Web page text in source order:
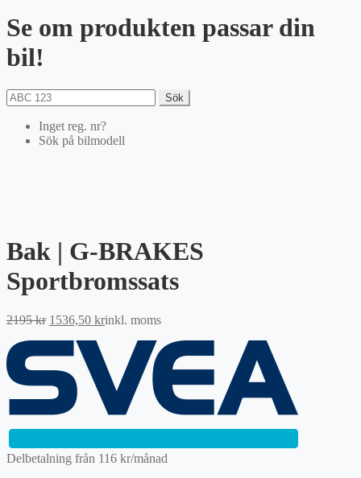
Se om produkten passar din
bil!
Sök
Inget reg. nr?
Sök på bilmodell
Bak | G-BRAKES
Sportbromssats
2195kr Det
2195 kr.
1536,50 krDet
är:
1536,50 kr.
inkl. moms
Delbetalning från 116 kr/månad